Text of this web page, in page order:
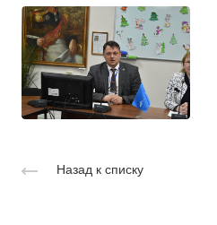
Назад к списку